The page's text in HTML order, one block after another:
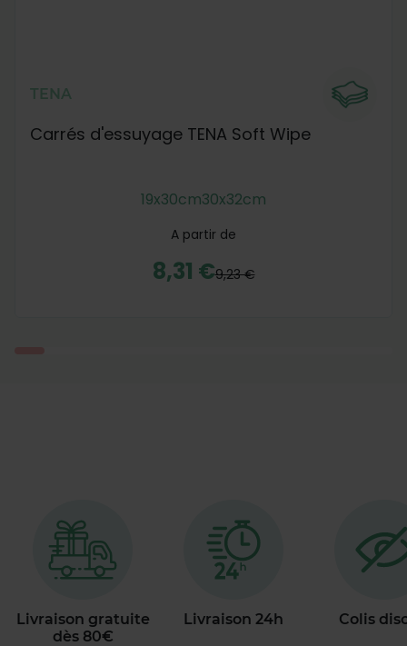
TENA
Carrés d'essuyage TENA Soft Wipe
19x30cm30x32cm
A partir de
8,31 €9,23 €
Livraison gratuite
dès 80€
Livraison 24h Colis